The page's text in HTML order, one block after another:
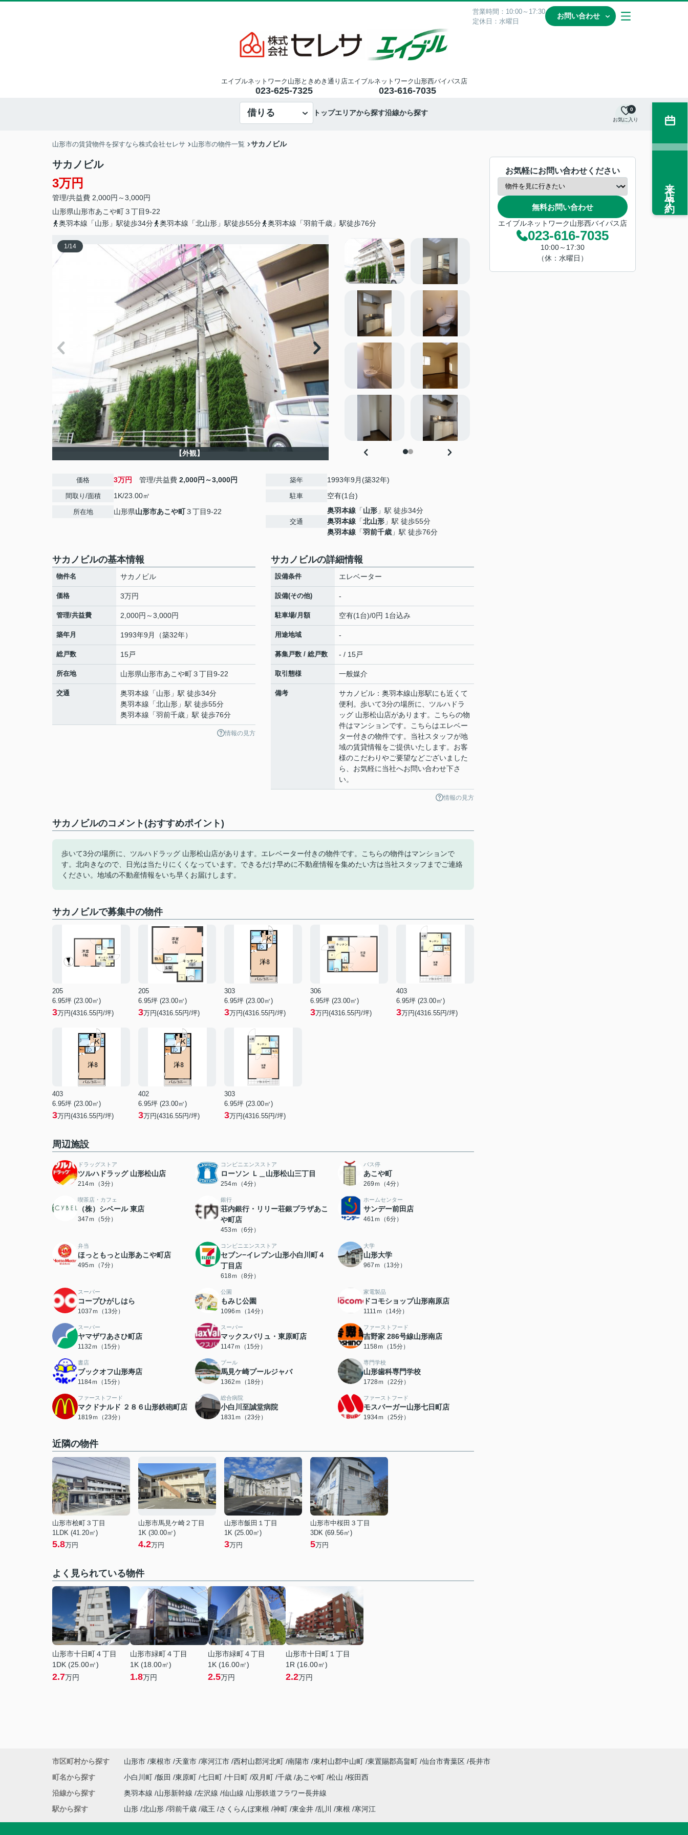
営業時間：10:00～17:30
定休日：水曜日
お問い合わせ
エイブルネットワーク山形ときめき通り店
023-625-7325
エイブルネットワーク山形西バイパス店
023-616-7035
借りる トップエリアから探す沿線から探す
お気に入り
0
山形市の賃貸物件を探すなら株式会社セレサ 山形市の物件一覧 サカノビル
サカノビル
3万円
管理/共益費 2,000円～3,000円
山形県山形市あこや町３丁目9-22
奥羽本線「山形」駅徒歩34分
奥羽本線「北山形」駅徒歩55分 奥羽本線「羽前千歳」駅徒歩76分
1/14
【外観】
価格 3万円 管理/共益費 2,000円～3,000円
間取り/面積 1K/23.00㎡
所在地 山形県山形市あこや町３丁目9-22
築年 1993年9月(築32年)
駐車 空有(1台)
交通
奥羽本線 「山形 」駅 徒歩34分
奥羽本線 「北山形 」駅 徒歩55分
奥羽本線 「羽前千歳 」駅 徒歩76分
サカノビルの基本情報
物件名 サカノビル
価格 3万円
管理/共益費 2,000円～3,000円
築年月 1993年9月（築32年）
総戸数 15戸
所在地 山形県山形市あこや町３丁目9-22
交通 奥羽本線 「山形 」駅 徒歩34分
奥羽本線 「北山形 」駅 徒歩55分
奥羽本線 「羽前千歳 」駅 徒歩76分
情報の見方
サカノビルの詳細情報
設備条件 エレベーター
設備(その他) -
駐車場/月額 空有(1台)/0円 1台込み
用途地域 -
募集戸数 / 総戸数 - / 15戸
取引態様 一般媒介
備考
サカノビル：奥羽本線山形駅にも近くて
便利。歩いて3分の場所に、ツルハドラ
ッグ 山形松山店があります。こちらの物
件はマンションです。こちらはエレベー
ター付きの物件です。当社スタッフが地
域の賃貸情報をご提供いたします。お客
様のこだわりやご要望などございました
ら、お気軽に当社へお問い合わせ下さ
い。
情報の見方
サカノビルのコメント(おすすめポイント)
歩いて3分の場所に、ツルハドラッグ 山形松山店があります。エレベーター付きの物件です。こちらの物件はマンションで
す。北向きなので、日光は当たりにくくなっています。できるだけ早めに不動産情報を集めたい方は当社スタッフまでご連絡
ください。地域の不動産情報をいち早くお届けします。
サカノビルで募集中の物件
205
6.95坪 (23.00㎡)
3万円(4316.55円/坪)
205
6.95坪 (23.00㎡)
3万円(4316.55円/坪)
303
6.95坪 (23.00㎡)
3万円(4316.55円/坪)
306
6.95坪 (23.00㎡)
3万円(4316.55円/坪)
403
6.95坪 (23.00㎡)
3万円(4316.55円/坪)
403
6.95坪 (23.00㎡)
3万円(4316.55円/坪)
402
6.95坪 (23.00㎡)
3万円(4316.55円/坪)
303
6.95坪 (23.00㎡)
3万円(4316.55円/坪)
周辺施設
ドラッグストア
ツルハドラッグ 山形松山店
214ｍ（3分）
コンビニエンスストア
ローソン Ｌ＿山形松山三丁目
254ｍ（4分）
バス停
あこや町
269ｍ（4分）
喫茶店・カフェ
（株）シベール 東店
347ｍ（5分）
銀行
荘内銀行・リリー荘銀プラザあこ
や町店
453ｍ（6分）
ホームセンター
サンデー前田店
461ｍ（6分）
弁当
ほっともっと山形あこや町店
495ｍ（7分）
コンビニエンスストア
セブン−イレブン山形小白川町４
丁目店
618ｍ（8分）
大学
山形大学
967ｍ（13分）
スーパー
コープひがしはら
1037ｍ（13分）
公園
もみじ公園
1096ｍ（14分）
家電製品
ドコモショップ山形南原店
1111ｍ（14分）
スーパー
ヤマザワあさひ町店
1132ｍ（15分）
スーパー
マックスバリュ・東原町店
1147ｍ（15分）
ファーストフード
吉野家 286号線山形南店
1158ｍ（15分）
書店
ブックオフ山形寿店
1184ｍ（15分）
プール
馬見ケ崎プールジャバ
1362ｍ（18分）
専門学校
山形歯科専門学校
1728ｍ（22分）
ファーストフード
マクドナルド ２８６山形鉄砲町店
1819ｍ（23分）
総合病院
小白川至誠堂病院
1831ｍ（23分）
ファーストフード
モスバーガー山形七日町店
1934ｍ（25分）
近隣の物件
山形市桧町３丁目
1LDK (41.20㎡)
5.8万円
山形市馬見ケ崎２丁目
1K (30.00㎡)
4.2万円
山形市飯田１丁目
1K (25.00㎡)
3万円
山形市中桜田３丁目
3DK (69.56㎡)
5万円
よく見られている物件
山形市十日町４丁目
1DK (25.00㎡)
2.7万円
山形市緑町４丁目
1K (18.00㎡)
1.8万円
山形市緑町４丁目
1K (16.00㎡)
2.5万円
山形市十日町１丁目
1R (16.00㎡)
2.2万円
お気軽にお問い合わせください
無料お問い合わせ
エイブルネットワーク山形西バイパス店
023-616-7035
10:00～17:30
（休：水曜日）
来店予約
市区町村から探す 山形市 東根市 天童市 寒河江市 西村山郡河北町 南陽市 東村山郡中山町 東置賜郡高畠町 仙台市青葉区 長井市
町名から探す
小白川町 飯田 東原町 七日町 十日町 双月町 千歳 あこや町 松山 桜田西
沿線から探す
奥羽本線 山形新幹線 左沢線 仙山線
山形鉄道フラワー長井線
駅から探す
山形 北山形 羽前千歳 蔵王 さくらんぼ東根 神町 東金井 乱川 東根 寒河江